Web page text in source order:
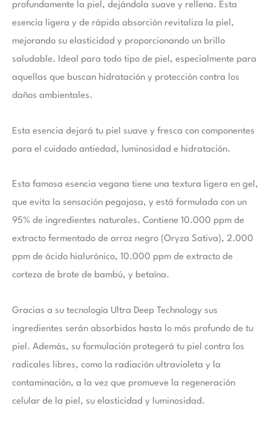
profundamente la piel, dejándola suave y rellena. Esta
esencia ligera y de rápida absorción revitaliza la piel,
mejorando su elasticidad y proporcionando un brillo
saludable. Ideal para todo tipo de piel, especialmente para
aquellas que buscan hidratación y protección contra los
daños ambientales.
Esta esencia dejará tu piel suave y fresca con componentes
para el cuidado antiedad, luminosidad e hidratación.
Esta famosa esencia vegana tiene una textura ligera en gel,
que evita la sensación pegajosa, y está formulada con un
95% de ingredientes naturales. Contiene 10.000 ppm de
extracto fermentado de arroz negro (Oryza Sativa), 2.000
ppm de ácido hialurónico, 10.000 ppm de extracto de
corteza de brote de bambú, y betaína.
Gracias a su tecnología Ultra Deep Technology sus
ingredientes serán absorbidos hasta lo más profundo de tu
piel. Además, su formulación protegerá tu piel contra los
radicales libres, como la radiación ultravioleta y la
contaminación, a la vez que promueve la regeneración
celular de la piel, su elasticidad y luminosidad.